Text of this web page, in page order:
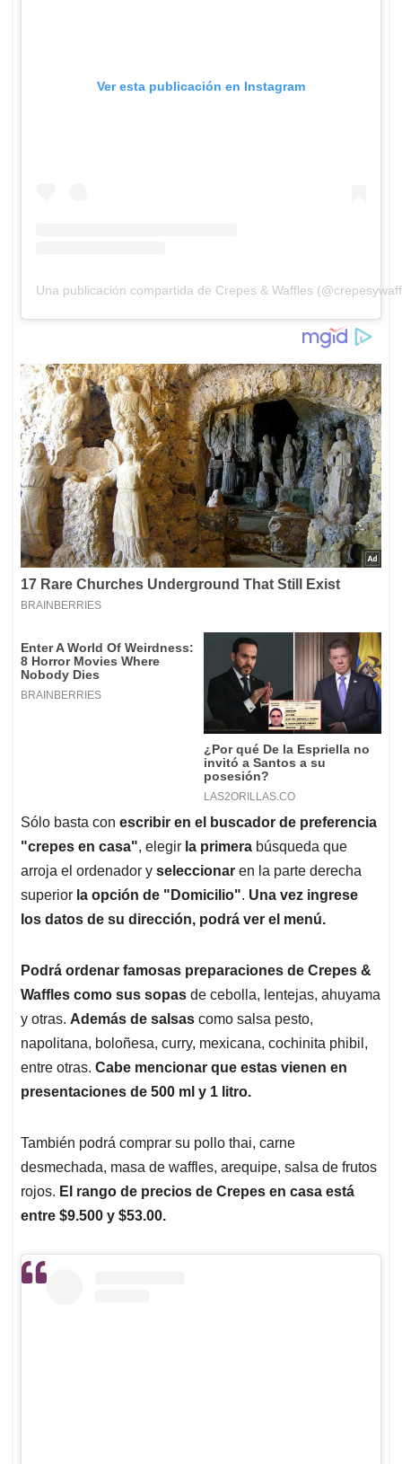
Ver esta publicación en Instagram
Una publicación compartida de Crepes & Waffles
Sólo basta con escribir en el buscador de preferencia
"crepes en casa", elegir la primera búsqueda que
arroja el ordenador y seleccionar en la parte derecha
superior la opción de "Domicilio". Una vez ingrese
los datos de su dirección, podrá ver el menú.
Podrá ordenar famosas preparaciones de Crepes &
Waffles como sus sopas de cebolla, lentejas, ahuyama
y otras. Además de salsas como salsa pesto,
napolitana, boloñesa, curry, mexicana, cochinita phibil,
entre otras. Cabe mencionar que estas vienen en
presentaciones de 500 ml y 1 litro.
También podrá comprar su pollo thai, carne
desmechada, masa de waffles, arequipe, salsa de frutos
rojos. El rango de precios de Crepes en casa está
entre $9.500 y $53.00.